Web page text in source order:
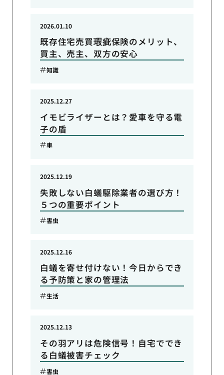
既存住宅売買瑕疵保険のメリット、
買主、売主、双方の安心
2026.01.10
知識
イモビライザーとは？愛車を守る電
子の盾
2025.12.27
車
失敗しない白蟻駆除業者の選び方！
５つの重要ポイント
2025.12.19
害虫
白蟻を寄せ付けない！今日からでき
る予防策と家の管理法
2025.12.16
生活
その羽アリは危険信号！自宅ででき
る白蟻被害チェック
2025.12.13
害虫